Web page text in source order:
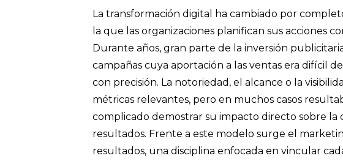
La transformación digital ha cambiado por
la que las organizaciones planifican sus acciones
Durante años, gran parte de la inversión
campañas cuya aportación a las ventas era difícil
con precisión. La notoriedad, el alcance o la
métricas relevantes, pero en muchos casos
complicado demostrar su impacto directo sobre la
resultados. Frente a este modelo surge el
resultados, una disciplina enfocada en vincular